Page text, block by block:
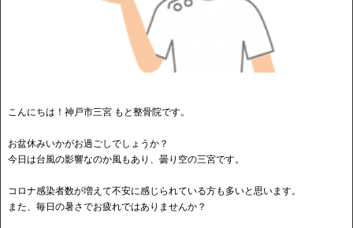
こんにちは！神戸市三宮 もと整骨院です。
お盆休みいかがお過ごしでしょうか？
今日は台風の影響なのか風もあり、曇り空の三宮です。
コロナ感染者数が増えて不安に感じられている方も多いと思います。
また、毎日の暑さでお疲れではありませんか？